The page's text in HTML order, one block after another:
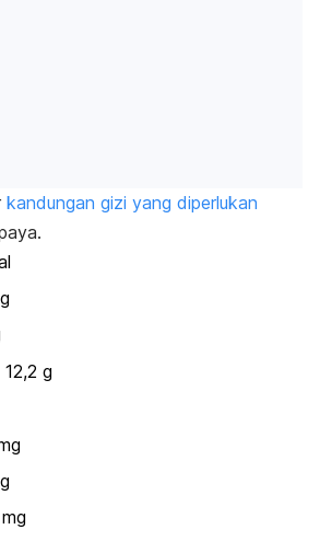
kandungan gizi yang diperlukan
12,2 g